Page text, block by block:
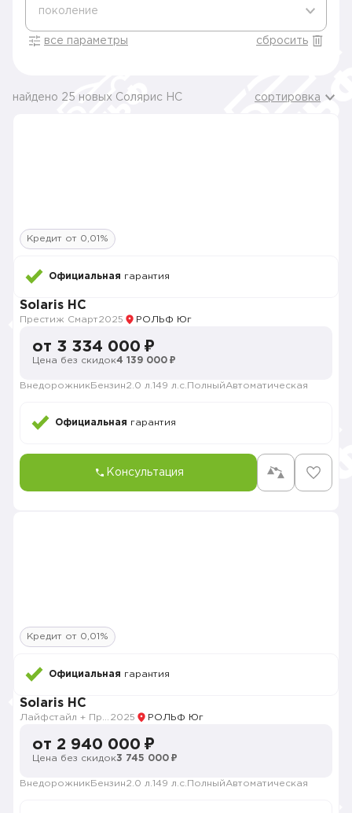
поколение
все параметры сбросить
найдено 25 новых Солярис HC сортировка
Кредит от 0,01%
Официальная гарантия
Solaris HC
Престиж Смарт2025 РОЛЬФ Юг
от 3 334 000 ₽
Цена без скидок4 139 000 ₽
Внедорожник Бензин2.0 л. 149 л.с. ПолныйАвтоматическая
Официальная гарантия
Консультация
Кредит от 0,01%
Официальная гарантия
Solaris HC
2025 РОЛЬФ Юг
от 2 940 000 ₽
Цена без скидок3 745 000 ₽
Внедорожник Бензин2.0 л. 149 л.с. ПолныйАвтоматическая